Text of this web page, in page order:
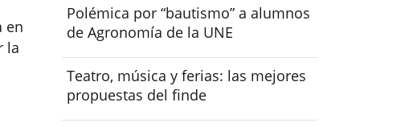
en
la
Polémica por “bautismo” a alumnos
de Agronomía de la UNE
Teatro, música y ferias: las mejores
propuestas del finde